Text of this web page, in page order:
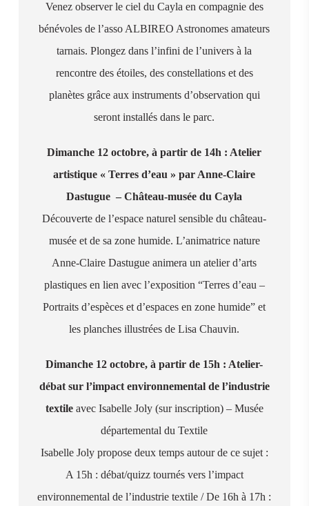
Venez observer le ciel du Cayla en compagnie des
bénévoles de l’asso ALBIREO Astronomes amateurs
tarnais. Plongez dans l’infini de l’univers à la
rencontre des étoiles, des constellations et des
planètes grâce aux instruments d’observation qui
seront installés dans le parc.
Dimanche 12 octobre, à partir de 14h : Atelier
artistique « Terres d’eau » par Anne-Claire
Dastugue – Château-musée du Cayla
Découverte de l’espace naturel sensible du château-
musée et de sa zone humide. L’animatrice nature
Anne-Claire Dastugue animera un atelier d’arts
plastiques en lien avec l’exposition “Terres d’eau –
Portraits d’espèces et d’espaces en zone humide” et
les planches illustrées de Lisa Chauvin.
Dimanche 12 octobre, à partir de 15h : Atelier-
débat sur l’impact environnemental de l’industrie
textileavec Isabelle Joly (sur inscription) – Musée
départemental du Textile
Isabelle Joly propose deux temps autour de ce sujet :
A 15h : débat/quizz tournés vers l’impact
environnemental de l’industrie textile / De 16h à 17h :